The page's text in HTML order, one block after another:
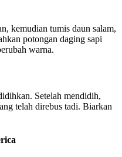
kemudian tumis daun salam,
potongan daging sapi
warna.
Setelah mendidih,
telah direbus tadi. Biarkan